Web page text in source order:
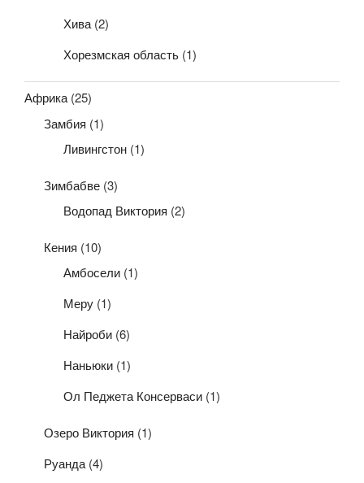
Хива(2)
Хорезмская область (1)
Африка(25)
Замбия (1)
Ливингстон (1)
Зимбабве (3)
Водопад Виктория (2)
Кения (10)
Амбосели (1)
Меру (1)
Найроби (6)
Наньюки (1)
Ол Педжета Консерваси (1)
Озеро Виктория (1)
Руанда (4)